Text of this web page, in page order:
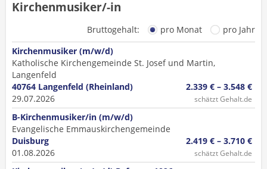
Kirchenmusiker/-in
Bruttogehalt: pro Monat
pro Jahr
Kirchenmusiker (m/w/d)
Katholische Kirchengemeinde St. Josef und Martin,
Langenfeld
40764 Langenfeld (Rheinland)
29.07.2026
2.339 € – 3.548 €
schätzt Gehalt.de
B-Kirchenmusiker/in (m/w/d)
Evangelische Emmauskirchengemeinde
Duisburg
01.08.2026
2.419 € – 3.710 €
schätzt Gehalt.de